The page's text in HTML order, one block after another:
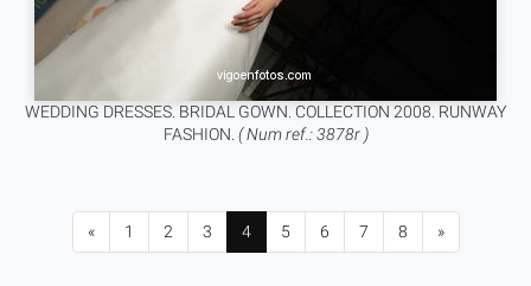
WEDDING DRESSES. BRIDAL GOWN. COLLECTION 2008. RUNWAY
FASHION. ( Num ref.: 3878r )
« 1 2 3 4 5 6 7 8 »